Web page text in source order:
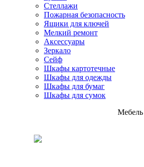
Стеллажи
Пожарная безопасность
Ящики для ключей
Мелкий ремонт
Аксессуары
Зеркало
Сейф
Шкафы картотечные
Шкафы для одежды
Шкафы для бумаг
Шкафы для сумок
Мебель